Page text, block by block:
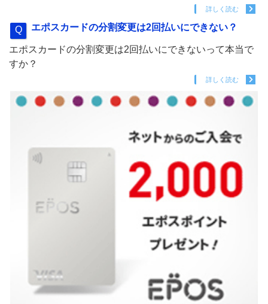
詳しく読む
エポスカードの分割変更は2回払いにできない？
エポスカードの分割変更は2回払いにできないって本当で
すか？
詳しく読む